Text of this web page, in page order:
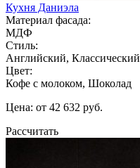
Кухня Даниэла
Материал фасада:
МДФ
Стиль:
Английский, Классический
Цвет:
Кофе с молоком, Шоколад
Цена: от 42 632 руб.
Рассчитать